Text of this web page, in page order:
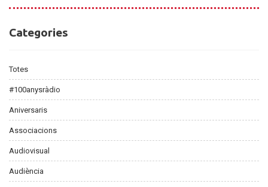
Categories
Categories
Totes
#100anysràdio
Aniversaris
Associacions
Audiovisual
Audiència